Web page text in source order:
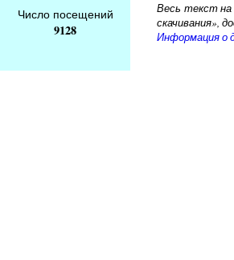
Число посещений
9128
Весь текст на
скачивания»,
Информация о